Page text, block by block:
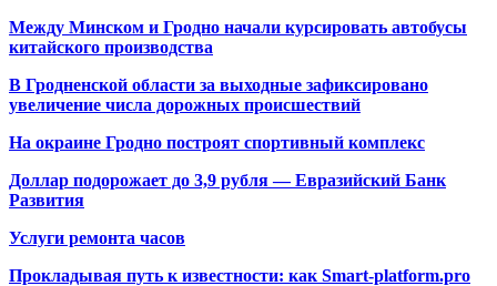
Между Минском и Гродно начали курсировать автобусы
китайского производства
В Гродненской области за выходные зафиксировано
увеличение числа дорожных происшествий
На окраине Гродно построят спортивный комплекс
Доллар подорожает до 3,9 рубля — Евразийский Банк
Развития
Услуги ремонта часов
Прокладывая путь к известности: как Smart-platform.pro